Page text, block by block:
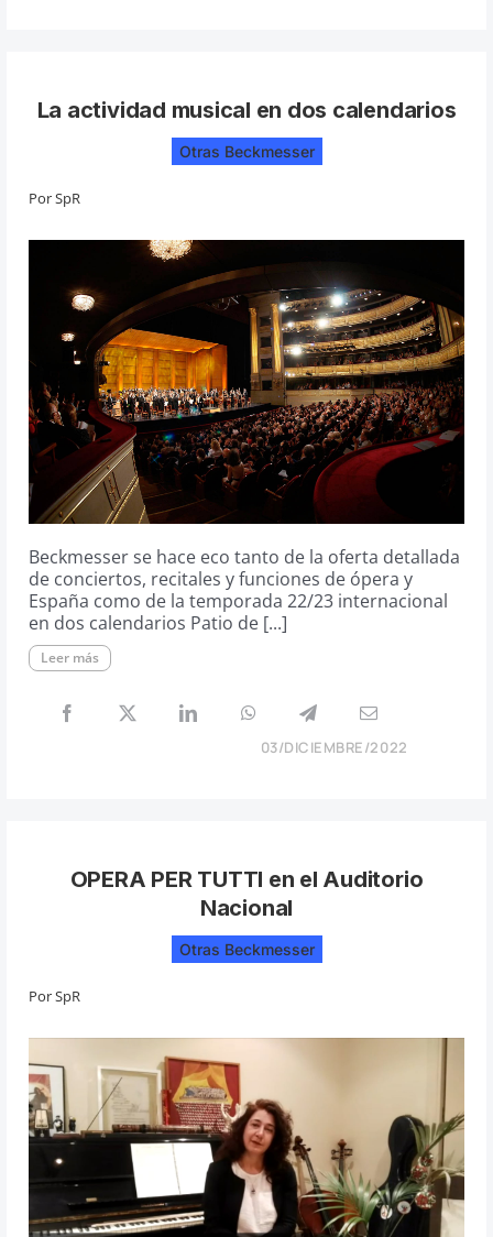
La actividad musical en dos calendarios
Otras Beckmesser
PorSpR
Beckmesser se hace eco tanto de la oferta detallada
de conciertos, recitales y funciones de ópera y
España como de la temporada 22/23 internacional
en dos calendarios Patio de [...]
Leer más
03/DICIEMBRE/2022
OPERA PER TUTTI en el Auditorio
Nacional
Otras Beckmesser
PorSpR